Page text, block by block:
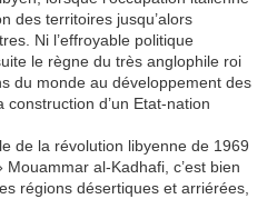
des territoires jusqu’alors
Ni l’effroyable politique
le règne du très anglophile roi
du monde au développement des
d’un Etat-nation
de la révolution libyenne de 1969
al-Kadhafi, c’est bien
régions désertiques et arriérées,